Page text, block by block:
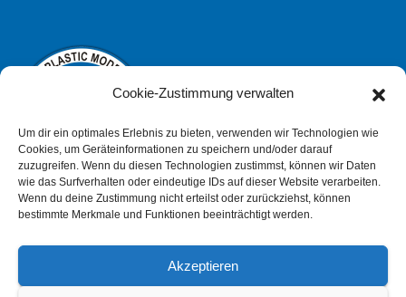
Cookie-Zustimmung verwalten
Um dir ein optimales Erlebnis zu bieten, verwenden wir Technologien wie
Cookies, um Geräteinformationen zu speichern und/oder darauf
zuzugreifen. Wenn du diesen Technologien zustimmst, können wir Daten
wie das Surfverhalten oder eindeutige IDs auf dieser Website verarbeiten.
Wenn du deine Zustimmung nicht erteilst oder zurückziehst, können
bestimmte Merkmale und Funktionen beeinträchtigt werden.
Akzeptieren
IPMS Deutschland